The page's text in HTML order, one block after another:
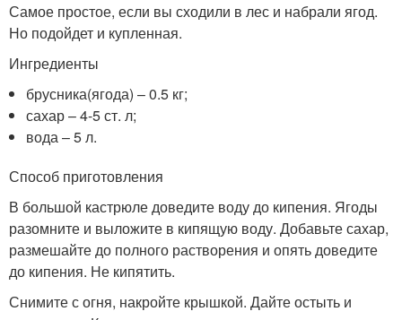
Самое простое, если вы сходили в лес и набрали ягод.
Но подойдет и купленная.
Ингредиенты
брусника(ягода) – 0.5 кг;
сахар – 4-5 ст. л;
вода – 5 л.
Способ приготовления
В большой кастрюле доведите воду до кипения. Ягоды
разомните и выложите в кипящую воду. Добавьте сахар,
размешайте до полного растворения и опять доведите
до кипения. Не кипятить.
Снимите с огня, накройте крышкой. Дайте остыть и